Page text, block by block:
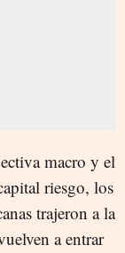
macro y el
riesgo, los
trajeron a la
a entrar